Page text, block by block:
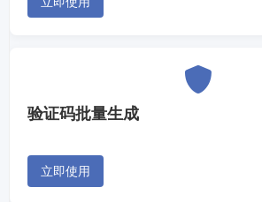
验证码批量生成
立即使用